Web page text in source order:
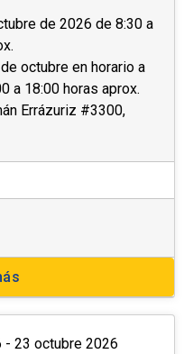
de 2026 de 8:30 a
octubre en horario a
a 18:00 horas aprox.
Errázuriz #3300,
- 23 octubre 2026